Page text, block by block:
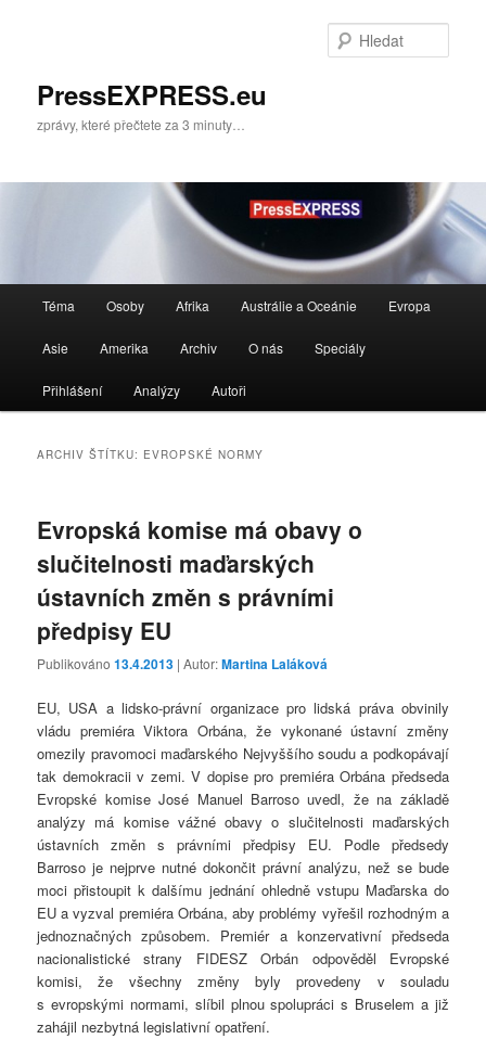
paneluPressEXPRESS.eu
zprávy, které přečtete za 3 minuty…
navigační
Téma Osoby Afrika Austrálie a Oceánie Evropa
Asie Amerika Archiv O nás Speciály
Přihlášení Analýzy Autoři
ARCHIV ŠTÍTKU: EVROPSKÉ NORMY
Evropská komise má obavy o
slučitelnosti maďarských
ústavních změn s právními
předpisy EU
Publikováno13.4.2013 | Autor:Martina Laláková
EU, USA a lidsko-právní organizace pro lidská práva obvinily
vládu premiéra Viktora Orbána, že vykonané ústavní změny
omezily pravomoci maďarského Nejvyššího soudu a podkopávají
tak demokracii v zemi. V dopise pro premiéra Orbána předseda
Evropské komise José Manuel Barroso uvedl, že na základě
analýzy má komise vážné obavy o slučitelnosti maďarských
ústavních změn s právními předpisy EU. Podle předsedy
Barroso je nejprve nutné dokončit právní analýzu, než se bude
moci přistoupit k dalšímu jednání ohledně vstupu Maďarska do
EU a vyzval premiéra Orbána, aby problémy vyřešil rozhodným a
jednoznačných způsobem. Premiér a konzervativní předseda
nacionalistické strany FIDESZ Orbán odpověděl Evropské
komisi, že všechny změny byly provedeny v souladu
s evropskými normami, slíbil plnou spolupráci s Bruselem a již
zahájil nezbytná legislativní opatření.